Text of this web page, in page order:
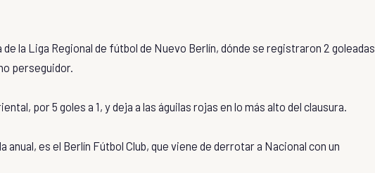
la Liga Regional de fútbol de Nuevo Berlín, dónde se registraron 2 goleadas
perseguidor.
por 5 goles a 1, y deja a las águilas rojas en lo más alto del clausura.
anual, es el Berlín Fútbol Club, que viene de derrotar a Nacional con un